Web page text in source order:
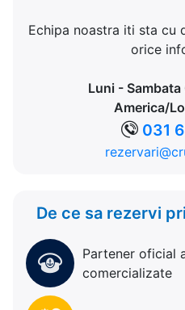
Echipa noastra iti sta cu
orice
Luni -
America/
031
De ce sa rezervi
Partener oficial
comercializate